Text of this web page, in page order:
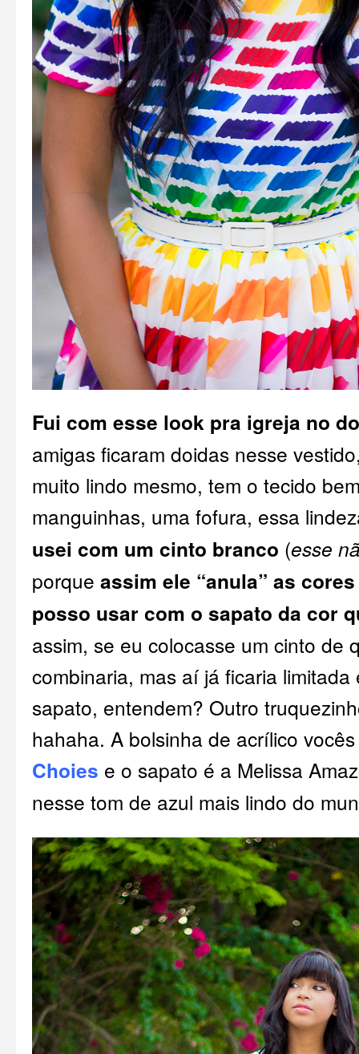
Fui com esse look pra igreja no
amigas ficaram doidas nesse
muito lindo mesmo, tem o tecido
manguinhas, uma fofura, essa
usei com um cinto branco (esse
porque assim ele “anula” as
posso usar com o sapato da cor
assim, se eu colocasse um cinto de
combinaria, mas aí já ficaria
sapato, entendem? Outro
hahaha. A bolsinha de acrílico
Choies e o sapato é a Melissa
nesse tom de azul mais lindo do